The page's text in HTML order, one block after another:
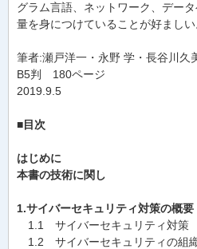
グラム言語、ネットワーク、デー
量を身につけていることが好ましい
筆者:瀬戸洋一・永野 学・長谷川久
B5判 180ページ
2019.9.5
■目次
はじめに
本書の技術に関し
1.サイバーセキュリティ対策の概要
1.1 サイバーセキュリティ対策
1.2 サイバーセキュリティの組